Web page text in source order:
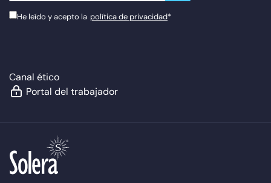
He leído y acepto la política de privacidad*
Canal ético
Portal del trabajador